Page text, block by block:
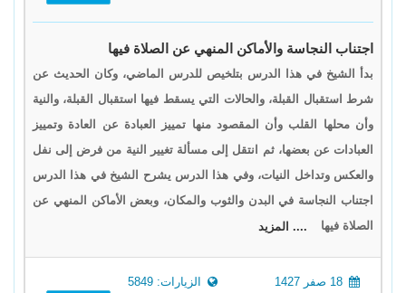
اجتناب النجاسة والأماكن المنهي عن الصلاة فيها
بدأ الشيخ في هذا الدرس بتلخيص للدرس الماضي، وكان الحديث عن
شرط استقبال القبلة، والحالات التي يسقط فيها استقبال القبلة، والنية
وأن محلها القلب وأن المقصود منها تمييز العبادة عن العادة وتمييز
العبادات عن بعضها، ثم انتقل إلى مسألة تغيير النية من فرض إلى نفل
والعكس وتداخل النيات، وفي هذا الدرس يشرح الشيخ في هذا الدرس
اجتناب النجاسة في البدن والثوب والمكان، وبعض الأماكن المنهي عن
الصلاة فيها
.... المزيد
الزيارات: 5849